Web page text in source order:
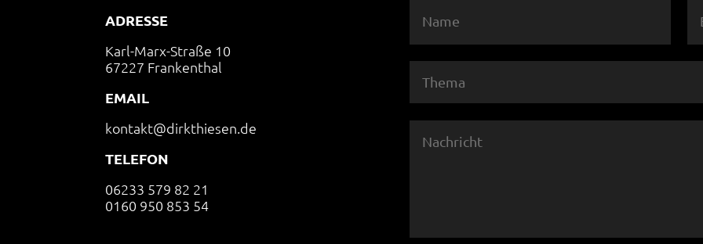
ADRESSE
Karl-Marx-Straße 10
67227 Frankenthal
EMAIL
kontakt@dirkthiesen.de
TELEFON
06233 579 82 21
0160 950 853 54